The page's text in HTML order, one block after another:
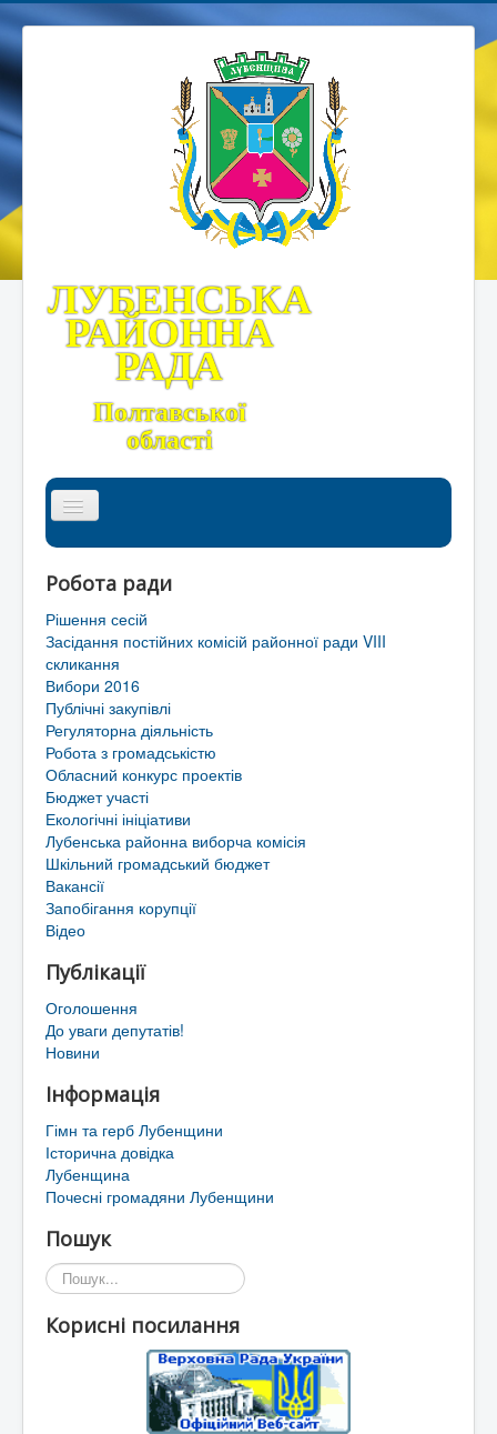
ЛУБЕНСЬКА
РАЙОННА
РАДА
Полтавської
області
Районна рада
Мапа сайту
Контакти
Територіальні громади Лубенського району
Робота ради
Рішення сесій
Засідання постійних комісій районної ради VIII
скликання
Вибори 2016
Публічні закупівлі
Регуляторна діяльність
Робота з громадськістю
Обласний конкурс проектів
Бюджет участі
Екологічні ініціативи
Лубенська районна виборча комісія
Шкільний громадський бюджет
Вакансії
Запобігання корупції
Відео
Публікації
Оголошення
До уваги депутатів!
Новини
Інформація
Гімн та герб Лубенщини
Історична довідка
Лубенщина
Почесні громадяни Лубенщини
Пошук
Пошук...
Корисні посилання